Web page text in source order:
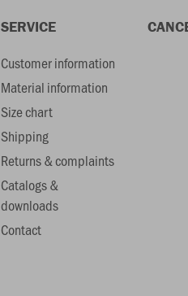
SERVICE
Customer information
Material information
Size chart
Shipping
Returns & complaints
Catalogs &
downloads
Contact